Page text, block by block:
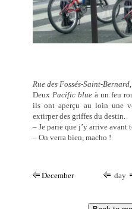
Rue des Fossés-Saint-
Deux Pacific blueà un feu
ils ont aperçu au loin une
extirper des griffes du destin.
– Je parie que j’y arrive avant
– On verra bien, macho !
December day